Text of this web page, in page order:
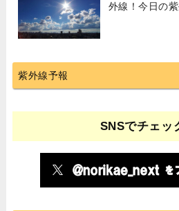
外線！今日の
紫外線予報
SNSでチェッ